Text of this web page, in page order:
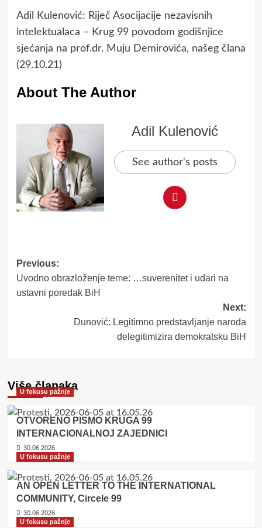
Adil Kulenović: Riječ Asocijacije nezavisnih
intelektualaca – Krug 99 povodom godišnjice
sjećanja na prof.dr. Muju Demirovića, našeg člana
(29.10.21)
About The Author
Adil Kulenović
See author's posts
Post
navigation
Previous:
Uvodno obrazloženje teme: …suverenitet i udari na
ustavni poredak BiH
Next:
Dunović: Legitimno predstavljanje naroda
delegitimizira demokratsku BiH
Više članaka
U fokusu pažnje
OTVORENO PISMO KRUGA 99
INTERNACIONALNOJ ZAJEDNICI
30.06.2026
U fokusu pažnje
AN OPEN LETTER TO THE INTERNATIONAL
COMMUNITY, Circele 99
30.06.2026
U fokusu pažnje